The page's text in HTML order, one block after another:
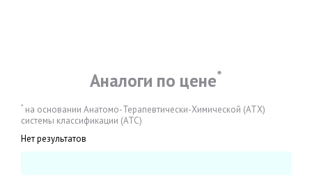
Аналоги по цене*
* на основании Анатомо-Терапевтически-Химической (АТХ)
системы классификации (АТС)
Нет результатов